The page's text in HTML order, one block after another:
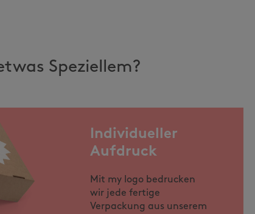
Speziellem?
Individueller
Aufdruck
Mit my logo bedrucken
wir jede fertige
Verpackung aus unserem